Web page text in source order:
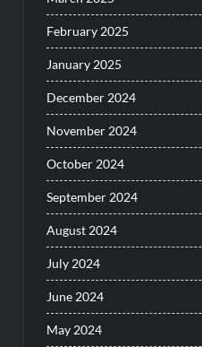
February 2025
January 2025
December 2024
November 2024
October 2024
September 2024
August 2024
July 2024
June 2024
May 2024